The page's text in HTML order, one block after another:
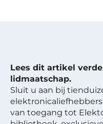
Lees dit artikel
lidmaatschap.
Sluit u aan bij
van toegang tot